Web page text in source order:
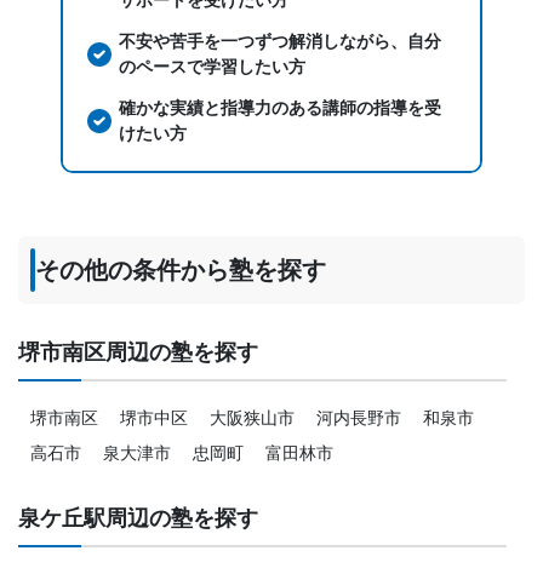
不安や苦手を一つずつ解消しながら、自分
のペースで学習したい方
確かな実績と指導力のある講師の指導を受
けたい方
その他の条件から塾を探す
堺市南区周辺の塾を探す
堺市南区 堺市中区 大阪狭山市 河内長野市
和泉市
高石市
泉大津市 忠岡町 富田林市
泉ケ丘駅周辺の塾を探す